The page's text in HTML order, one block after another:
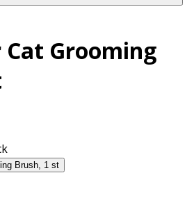
Cat Grooming
Brush, 1 st